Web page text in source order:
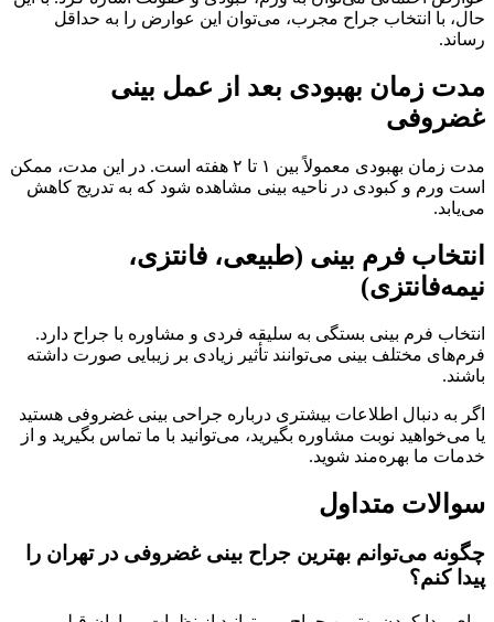
حال، با انتخاب جراح مجرب، می‌توان این عوارض را به حداقل
رساند.
مدت زمان بهبودی بعد از عمل بینی
غضروفی
مدت زمان بهبودی معمولاً بین ۱ تا ۲ هفته است. در این مدت، ممکن
است ورم و کبودی در ناحیه بینی مشاهده شود که به تدریج کاهش
می‌یابد.
انتخاب فرم بینی (طبیعی، فانتزی،
نیمه‌فانتزی)
انتخاب فرم بینی بستگی به سلیقه فردی و مشاوره با جراح دارد.
فرم‌های مختلف بینی می‌توانند تأثیر زیادی بر زیبایی صورت داشته
باشند.
اگر به دنبال اطلاعات بیشتری درباره جراحی بینی غضروفی هستید
یا می‌خواهید نوبت مشاوره بگیرید، می‌توانید با ما تماس بگیرید و از
خدمات ما بهره‌مند شوید.
سوالات متداول
چگونه می‌توانم بهترین جراح بینی غضروفی در تهران را
پیدا کنم؟